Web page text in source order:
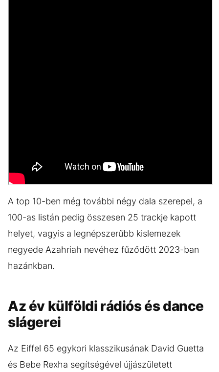
A top 10-ben még további négy dala szerepel, a
100-as listán pedig összesen 25 trackje kapott
helyet, vagyis a legnépszerűbb kislemezek
negyede Azahriah nevéhez fűződött 2023-ban
hazánkban.
Az év külföldi rádiós és dance
slágerei
Az Eiffel 65 egykori klasszikusának David Guetta
és Bebe Rexha segítségével újjászületett